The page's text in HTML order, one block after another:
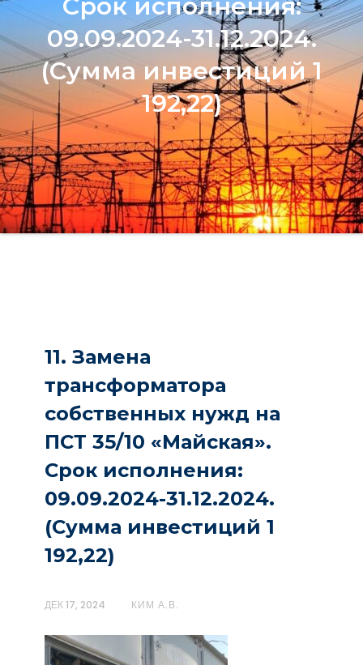
Срок исполнения:
09.09.2024-31.12.2024.
(Сумма инвестиций 1
192,22)
11. Замена
трансформатора
собственных нужд на
ПСТ 35/10 «Майская».
Срок исполнения:
09.09.2024-31.12.2024.
(Сумма инвестиций 1
192,22)
ДЕК 17, 2024 КИМ А.В.